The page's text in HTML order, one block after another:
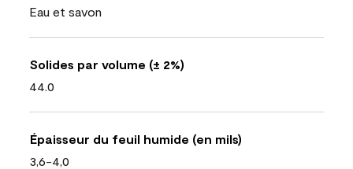
Eau et savon
Solides par volume (± 2%)
44.0
Épaisseur du feuil humide (en mils)
3,6-4,0